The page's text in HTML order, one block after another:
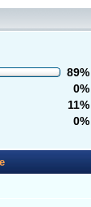
89%
0%
11%
0%